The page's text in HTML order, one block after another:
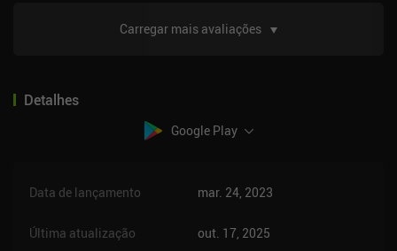
Carregar mais avaliações
Detalhes
Google Play
Data de lançamento mar. 24, 2023
Última atualização out. 17, 2025